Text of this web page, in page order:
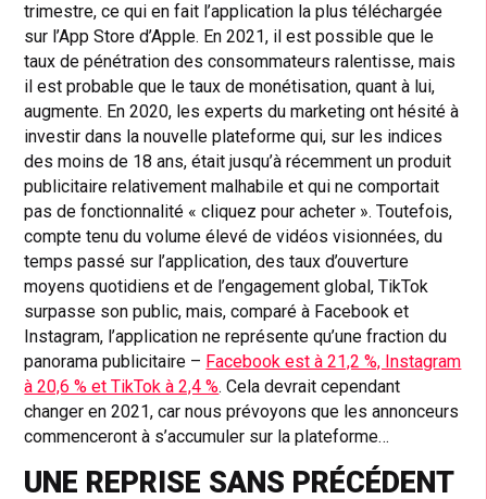
trimestre, ce qui en fait l’application la plus téléchargée
sur l’App Store d’Apple. En 2021, il est possible que le
taux de pénétration des consommateurs ralentisse, mais
il est probable que le taux de monétisation, quant à lui,
augmente. En 2020, les experts du marketing ont hésité à
investir dans la nouvelle plateforme qui, sur les indices
des moins de 18 ans, était jusqu’à récemment un produit
publicitaire relativement malhabile et qui ne comportait
pas de fonctionnalité « cliquez pour acheter ». Toutefois,
compte tenu du volume élevé de vidéos visionnées, du
temps passé sur l’application, des taux d’ouverture
moyens quotidiens et de l’engagement global, TikTok
surpasse son public, mais, comparé à Facebook et
Instagram, l’application ne représente qu’une fraction du
panorama publicitaire – Facebook est à 21,2 %, Instagram
à 20,6 % et TikTok à 2,4 %. Cela devrait cependant
changer en 2021, car nous prévoyons que les annonceurs
commenceront à s’accumuler sur la plateforme…
UNE REPRISE SANS PRÉCÉDENT